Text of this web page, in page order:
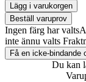
Lägg i varukorgen
Beställ varuprov
Ingen färg har valts
inte ännu valts
Få en icke-bindande
Du kan